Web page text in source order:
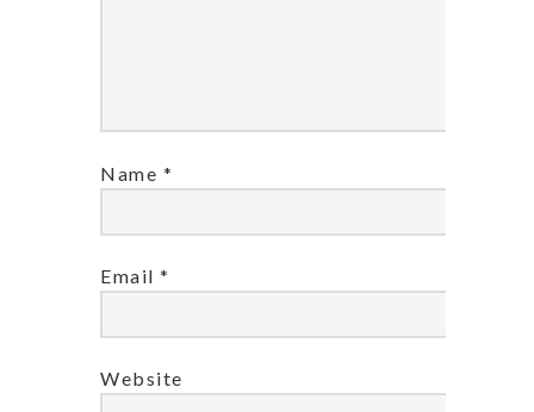
Name *
Email *
Website